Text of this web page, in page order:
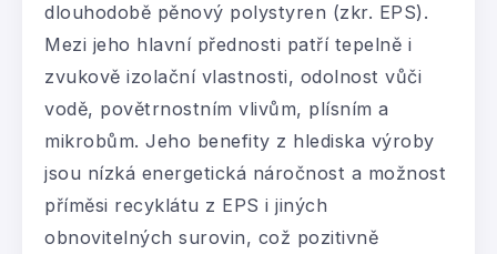
dlouhodobě pěnový polystyren (zkr. EPS).
Mezi jeho hlavní přednosti patří tepelně i
zvukově izolační vlastnosti, odolnost vůči
vodě, povětrnostním vlivům, plísním a
mikrobům. Jeho benefity z hlediska výroby
jsou nízká energetická náročnost a možnost
příměsi recyklátu z EPS i jiných
obnovitelných surovin, což pozitivně